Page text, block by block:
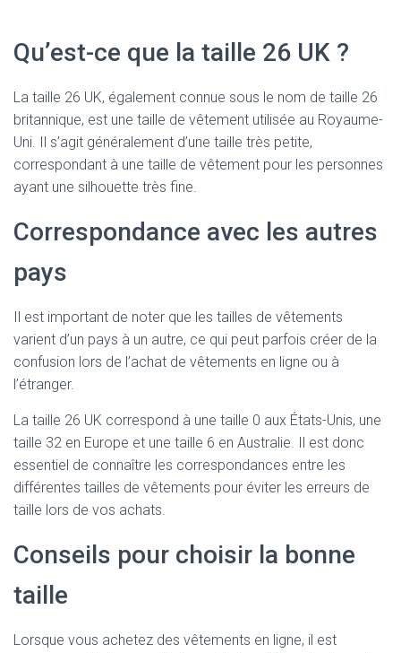
Qu’est-ce que la taille 26 UK ?
La taille 26 UK, également connue sous le nom de taille 26
britannique, est une taille de vêtement utilisée au Royaume-
Uni. Il s’agit généralement d’une taille très petite,
correspondant à une taille de vêtement pour les personnes
ayant une silhouette très fine.
Correspondance avec les autres
pays
Il est important de noter que les tailles de vêtements
varient d’un pays à un autre, ce qui peut parfois créer de la
confusion lors de l’achat de vêtements en ligne ou à
l’étranger.
La taille 26 UK correspond à une taille 0 aux États-Unis, une
taille 32 en Europe et une taille 6 en Australie. Il est donc
essentiel de connaître les correspondances entre les
différentes tailles de vêtements pour éviter les erreurs de
taille lors de vos achats.
Conseils pour choisir la bonne
taille
Lorsque vous achetez des vêtements en ligne, il est